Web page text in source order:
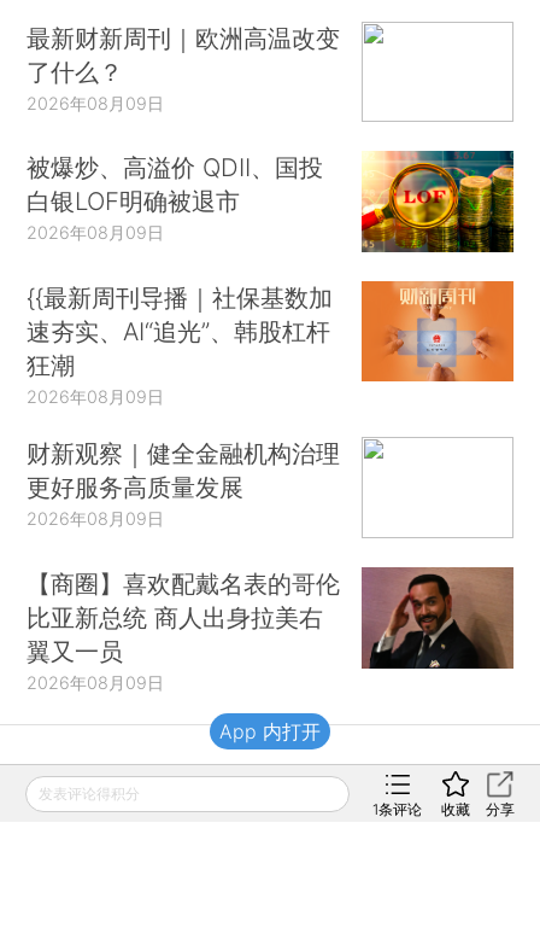
最新财新周刊｜欧洲高温改变
了什么？
2026年08月09日
被爆炒、高溢价 QDII、国投
白银LOF明确被退市
2026年08月09日
{{最新周刊导播｜社保基数加
速夯实、AI“追光”、韩股杠杆
狂潮
2026年08月09日
财新观察｜健全金融机构治理
更好服务高质量发展
2026年08月09日
【商圈】喜欢配戴名表的哥伦
比亚新总统 商人出身拉美右
翼又一员
2026年08月09日
财新移动
发表评论得积分
1条评论 收藏 分享
App 内打开